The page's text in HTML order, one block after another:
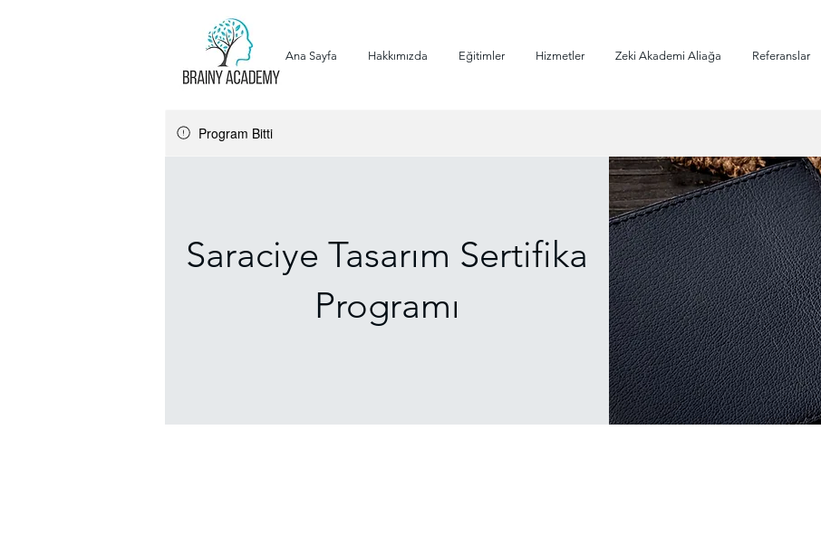
Ana Sayfa Hakkımızda Eğitimler Hizmetler Zeki Akademi Aliağa Referanslar
Program Bitti
Saraciye Tasarım Sertifika
Programı